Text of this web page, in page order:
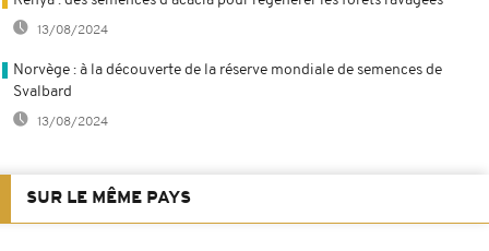
13/08/2024
Norvège : à la découverte de la réserve mondiale de semences de
Svalbard
13/08/2024
SUR LE MÊME PAYS